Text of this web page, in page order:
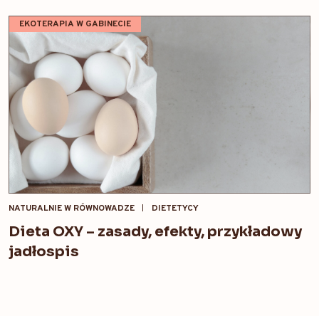
EKOTERAPIA W GABINECIE
NATURALNIE W RÓWNOWADZE DIETETYCY
Dieta OXY – zasady, efekty, przykładowy
jadłospis